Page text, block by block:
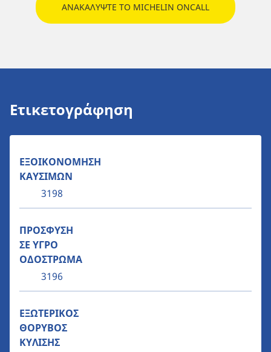
ΑΝΑΚΑΛΥΨΤΕ ΤΟ MICHELIN ONCALL
Ετικετογράφηση
ΕΞΟΙΚΟΝΟΜΗΣΗ
ΚΑΥΣΙΜΩΝ
3198
ΠΡΟΣΦΥΣΗ
ΣΕ ΥΓΡΟ
ΟΔΟΣΤΡΩΜΑ
3196
ΕΞΩΤΕΡΙΚΟΣ
ΘΟΡΥΒΟΣ
ΚΥΛΙΣΗΣ